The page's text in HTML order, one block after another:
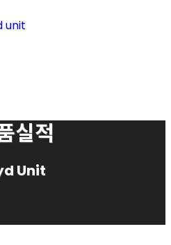
unit
실적
Unit